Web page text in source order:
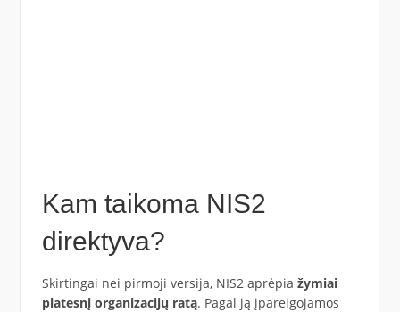
Kam taikoma NIS2
direktyva?
Skirtingai nei pirmoji versija, NIS2 aprėpia žymiai
platesnį organizacijų ratą. Pagal ją įpareigojamos